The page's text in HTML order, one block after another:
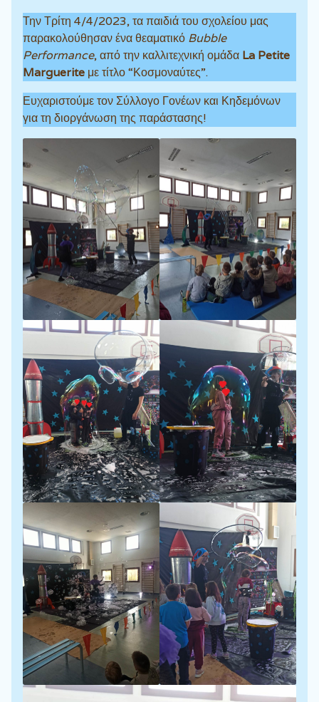
Την Τρίτη 4/4/2023, τα παιδιά του σχολείου μας
παρακολούθησαν ένα θεαματικό Bubble
Performance, από την καλλιτεχνική ομάδα La Petite
Marguerite με τίτλο “Κοσμοναύτες”.
Ευχαριστούμε τον Σύλλογο Γονέων και Κηδεμόνων
για τη διοργάνωση της παράστασης!